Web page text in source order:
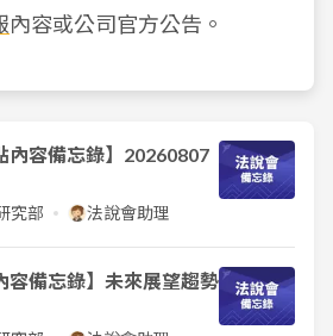
內容或公司官方公告。
內容備忘錄】20260807
究部 法說會助理
容備忘錄】未來展望趨勢